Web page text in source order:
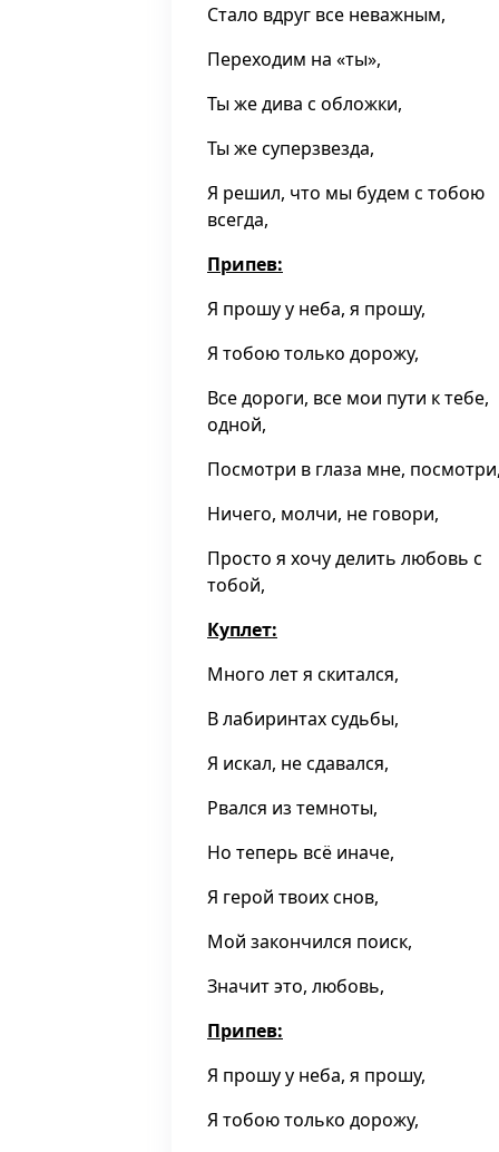
Стало вдруг все неважным,
Переходим на «ты»,
Ты же дива с обложки,
Ты же суперзвезда,
Я решил, что мы будем с тобою
всегда,
Припев:
Я прошу у неба, я прошу,
Я тобою только дорожу,
Все дороги, все мои пути к тебе,
одной,
Посмотри в глаза мне,
Ничего, молчи, не говори,
Просто я хочу делить любовь с
тобой,
Куплет:
Много лет я скитался,
В лабиринтах судьбы,
Я искал, не сдавался,
Рвался из темноты,
Но теперь всё иначе,
Я герой твоих снов,
Мой закончился поиск,
Значит это, любовь,
Припев:
Я прошу у неба, я прошу,
Я тобою только дорожу,